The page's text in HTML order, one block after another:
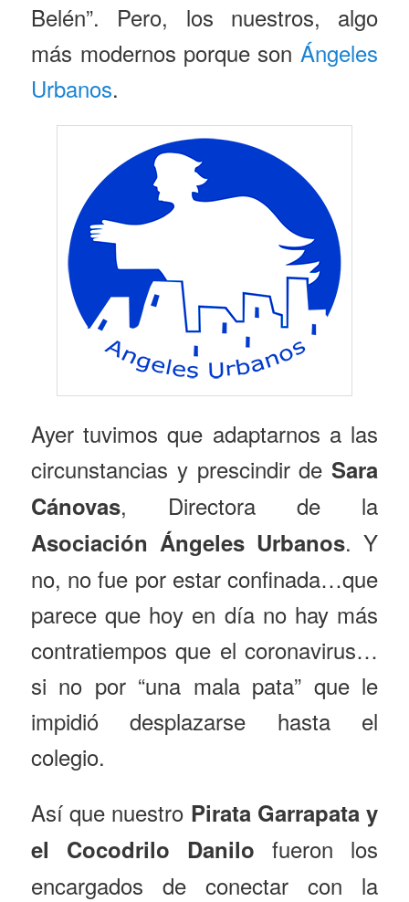
Belén”. Pero, los nuestros, algo
más modernos porque son Ángeles
Urbanos.
Ayer tuvimos que adaptarnos a las
circunstancias y prescindir de Sara
Cánovas, Directora de la
Asociación Ángeles Urbanos. Y
no, no fue por estar confinada…que
parece que hoy en día no hay más
contratiempos que el coronavirus…
si no por “una mala pata” que le
impidió desplazarse hasta el
colegio.
Así que nuestro Pirata Garrapata y
el Cocodrilo Danilo fueron los
encargados de conectar con la